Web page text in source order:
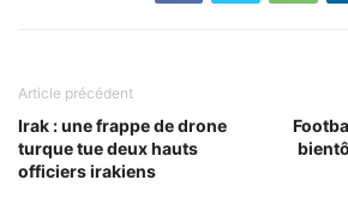
Article précédent
Irak : une frappe de drone
turque tue deux hauts
officiers irakiens